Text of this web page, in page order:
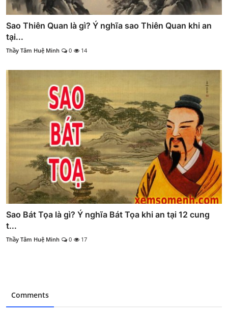
Sao Thiên Quan là gì? Ý nghĩa sao Thiên Quan khi an
tại...
Thầy Tâm Huệ Minh 0 14
Sao Bát Tọa là gì? Ý nghĩa Bát Tọa khi an tại 12 cung
t...
Thầy Tâm Huệ Minh 0 17
Comments